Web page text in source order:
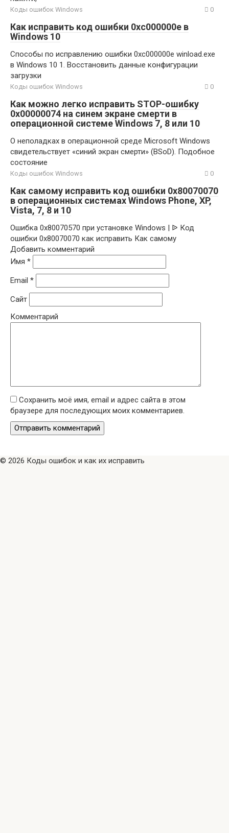
Коды ошибок Windows 0
Как исправить код ошибки 0xc000000e в
Windows 10
Способы по исправлению ошибки 0xc000000e winload.exe
в Windows 10 1. Восстановить данные конфигурации
загрузки
Коды ошибок Windows 0
Как можно легко исправить STOP-ошибку
0x00000074 на синем экране смерти в
операционной системе Windows 7, 8 или 10
О неполадках в операционной среде Microsoft Windows
свидетельствует «синий экран смерти» (BSoD). Подобное
состояние
Коды ошибок Windows 0
Как самому исправить код ошибки 0x80070070
в операционных системах Windows Phone, XP,
Vista, 7, 8 и 10
Ошибка 0x80070570 при установке Windows | ᐉ Код
ошибки 0x80070070 как исправить Как самому
Добавить комментарий
Имя *
Email *
Сайт
Комментарий
Сохранить моё имя, email и адрес сайта в этом
браузере для последующих моих комментариев.
© 2026 Коды ошибок и как их исправить